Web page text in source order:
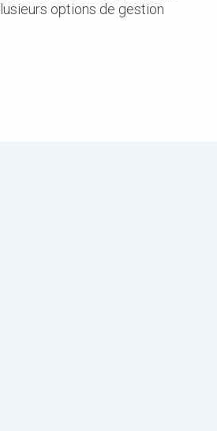
options de gestion